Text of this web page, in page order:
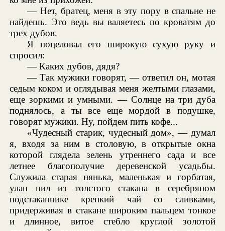
— Нет, братец, меня в эту пору в спальне не
найдешь. Это ведь вы валяетесь по кроватям до
трех дубов.
Я поцеловал его широкую сухую руку и
спросил:
— Каких дубов, дядя?
— Так мужики говорят, — ответил он, мотая
седым коком и оглядывая меня желтыми глазами,
еще зоркими и умными. — Солнце на три дуба
поднялось, а ты все еще мордой в подушке,
говорят мужики. Ну, пойдем пить кофе...
«Чудесный старик, чудесный дом», — думал
я, входя за ним в столовую, в открытые окна
которой глядела зелень утреннего сада и все
летнее благополучие деревенской усадьбы.
Служила старая нянька, маленькая и горбатая,
улан пил из толстого стакана в серебряном
подстаканнике крепкий чай со сливками,
придерживая в стакане широким пальцем тонкое
и длинное, витое стебло круглой золотой